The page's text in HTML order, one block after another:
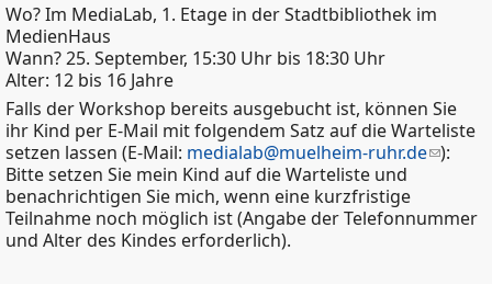
Wo? Im MediaLab, 1. Etage in der Stadtbibliothek im
MedienHaus
Wann? 25. September, 15:30 Uhr bis 18:30 Uhr
Alter: 12 bis 16 Jahre
Falls der Workshop bereits ausgebucht ist, können Sie
ihr Kind per E-Mail mit folgendem Satz auf die Warteliste
setzen lassen (E-Mail: medialab@muelheim-ruhr.de ):
Bitte setzen Sie mein Kind auf die Warteliste und
benachrichtigen Sie mich, wenn eine kurzfristige
Teilnahme noch möglich ist (Angabe der Telefonnummer
und Alter des Kindes erforderlich).